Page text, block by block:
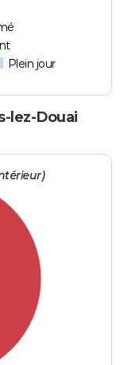
Plein jour
lez-Douai